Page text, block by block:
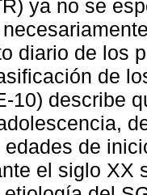
ya no se
diario de los
de
10) describe
de
el siglo XX